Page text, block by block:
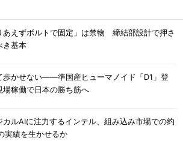
あえずボルトで固定」は禁物 締結部設計で押さ
き基本
歩かせない――準国産ヒューマノイド「D1」登
場稼働で日本の勝ち筋へ
カルAIに注力するインテル、組み込み市場での約
実績を生かせるか